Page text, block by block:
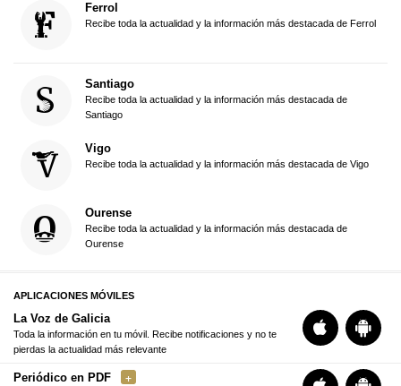
Ferrol
Recibe toda la actualidad y la información más destacada de Ferrol
Santiago
Recibe toda la actualidad y la información más destacada de
Santiago
Vigo
Recibe toda la actualidad y la información más destacada de Vigo
Ourense
Recibe toda la actualidad y la información más destacada de
Ourense
APLICACIONES MÓVILES
La Voz de Galicia
Toda la información en tu móvil. Recibe notificaciones y no te
pierdas la actualidad más relevante
Periódico en PDF